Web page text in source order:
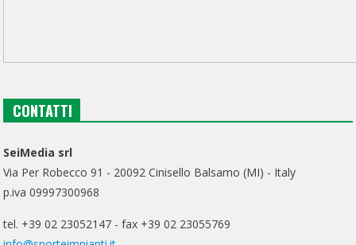
CONTATTI
SeiMedia srl
Via Per Robecco 91 - 20092 Cinisello Balsamo (MI) - Italy
p.iva 09997300968
tel. +39 02 23052147 - fax +39 02 23055769